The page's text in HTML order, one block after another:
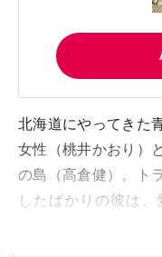
北海道にやってきた
女性（桃井かおり）
の島（高倉健）。ト
したばかりの彼は